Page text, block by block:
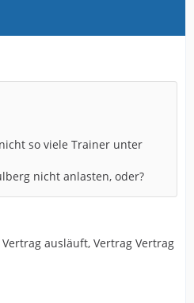
so viele Trainer unter
nicht anlasten, oder?
ausläuft, Vertrag Vertrag